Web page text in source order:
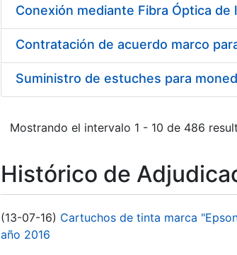
Suministro de estuches para
Mostrando el intervalo 1 - 10 de 486
Histórico de
(13-07-16) Cartuchos de tinta marca
año 2016